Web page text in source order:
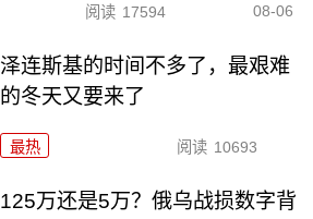
阅读 17594 08-06
泽连斯基的时间不多了，最艰难
的冬天又要来了
最热 阅读 10693
125万还是5万？俄乌战损数字背